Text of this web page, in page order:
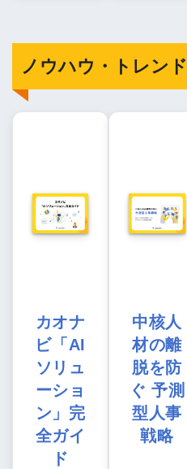
ノウハウ・トレンド
カオナ
ビ「AI
ソリュ
ーショ
ン」完
全ガイ
ド
中核人
材の離
脱を防
ぐ 予測
型人事
戦略